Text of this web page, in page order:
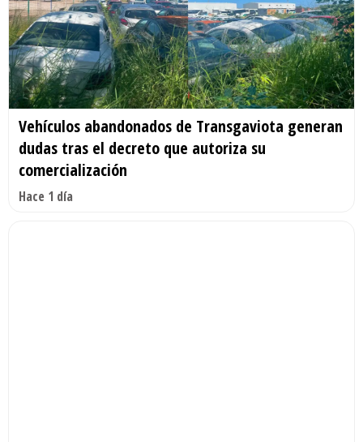
Vehículos abandonados de Transgaviota generan
dudas tras el decreto que autoriza su
comercialización
Hace 1 día